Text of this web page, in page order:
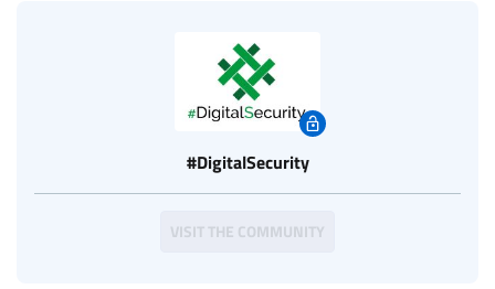
#DigitalSecurity
VISIT THE COMMUNITY